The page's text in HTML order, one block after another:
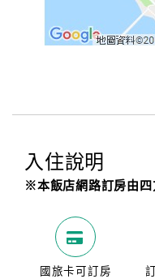
入住說明
※本飯店網路訂房由四
國旅卡可訂房